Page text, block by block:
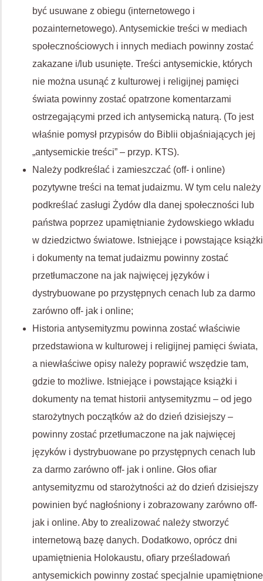
być usuwane z obiegu (internetowego i
pozainternetowego). Antysemickie treści w mediach
społecznościowych i innych mediach powinny zostać
zakazane i/lub usunięte. Treści antysemickie, których
nie można usunąć z kulturowej i religijnej pamięci
świata powinny zostać opatrzone komentarzami
ostrzegającymi przed ich antysemicką naturą. (To jest
właśnie pomysł przypisów do Biblii objaśniających jej
„antysemickie treści” – przyp. KTS).
Należy podkreślać i zamieszczać (off- i online)
pozytywne treści na temat judaizmu. W tym celu należy
podkreślać zasługi Żydów dla danej społeczności lub
państwa poprzez upamiętnianie żydowskiego wkładu
w dziedzictwo światowe. Istniejące i powstające książki
i dokumenty na temat judaizmu powinny zostać
przetłumaczone na jak najwięcej języków i
dystrybuowane po przystępnych cenach lub za darmo
zarówno off- jak i online;
Historia antysemityzmu powinna zostać właściwie
przedstawiona w kulturowej i religijnej pamięci świata,
a niewłaściwe opisy należy poprawić wszędzie tam,
gdzie to możliwe. Istniejące i powstające książki i
dokumenty na temat historii antysemityzmu – od jego
starożytnych początków aż do dzień dzisiejszy –
powinny zostać przetłumaczone na jak najwięcej
języków i dystrybuowane po przystępnych cenach lub
za darmo zarówno off- jak i online. Głos ofiar
antysemityzmu od starożytności aż do dzień dzisiejszy
powinien być nagłośniony i zobrazowany zarówno off-
jak i online. Aby to zrealizować należy stworzyć
internetową bazę danych. Dodatkowo, oprócz dni
upamiętnienia Holokaustu, ofiary prześladowań
antysemickich powinny zostać specjalnie upamiętnione